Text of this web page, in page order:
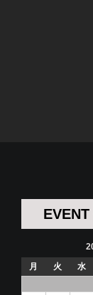
月
火 水